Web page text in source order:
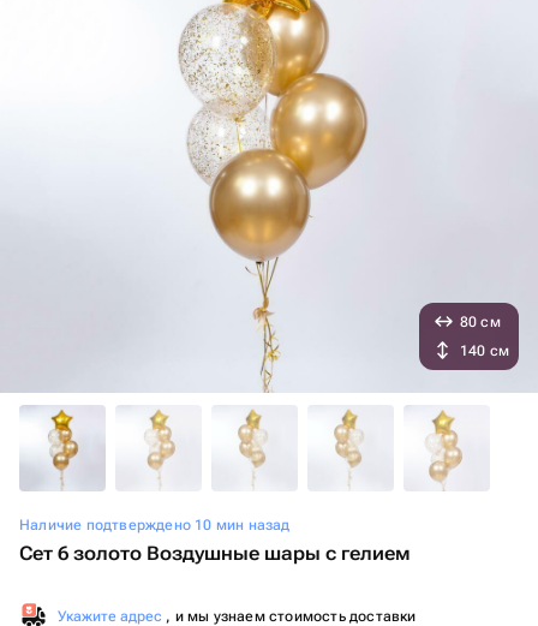
Наличие подтверждено 10 мин назад
Сет 6 золото Воздушные шары с гелием
Укажите адрес , и мы узнаем стоимость доставки
80 см
140 см